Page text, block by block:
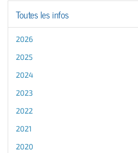
Toutes les infos
2026
2025
2024
2023
2022
2021
2020